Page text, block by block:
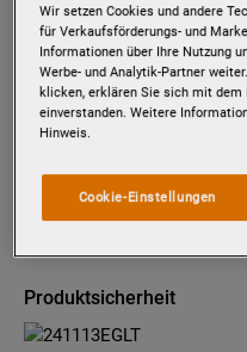
PVX1573
/
AIRDRY -
Produktsicherheit
Wir setzen Cookies und andere
für Verkaufsförderungs- und
Informationen über Ihre Nutzung
Werbe- und Analytik-Partner
klicken, erklären Sie sich mit dem
einverstanden. Weitere
Hinweis.
Cookie-Einstellungen